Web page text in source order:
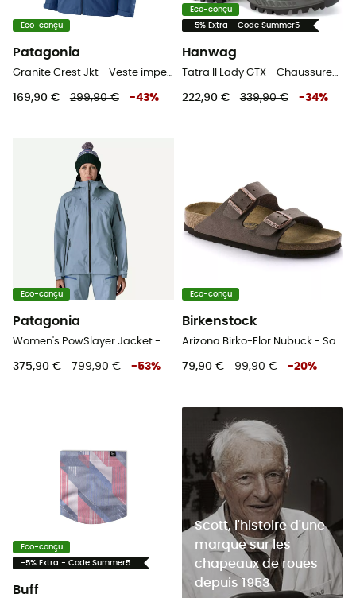
Eco-conçu
Patagonia
169,90 € 299,90 € -43%
Eco-conçu
-5% Extra - Code Summer5
Hanwag
222,90 € 339,90 € -34%
Eco-conçu
Patagonia
375,90 € 799,90 € -53%
Eco-conçu
Birkenstock
79,90 € 99,90 € -20%
Eco-conçu
-5% Extra - Code Summer5
Buff
Scott, l'histoire d'une
marque sur les
chapeaux de roues
depuis 1953